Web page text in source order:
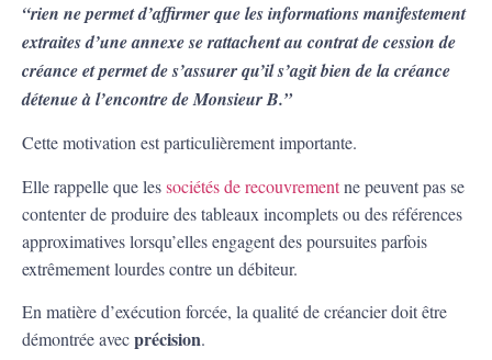
“rien ne permet d’affirmer que les informations manifestement
extraites d’une annexe se rattachent au contrat de cession de
créance et permet de s’assurer qu’il s’agit bien de la créance
détenue à l’encontre de Monsieur B.”
Cette motivation est particulièrement importante.
Elle rappelle que lessociétés de recouvrementne peuvent pas se
contenter de produire des tableaux incomplets ou des références
approximatives lorsqu’elles engagent des poursuites parfois
extrêmement lourdes contre un débiteur.
En matière d’exécution forcée, la qualité de créancier doit être
démontrée avecprécision.